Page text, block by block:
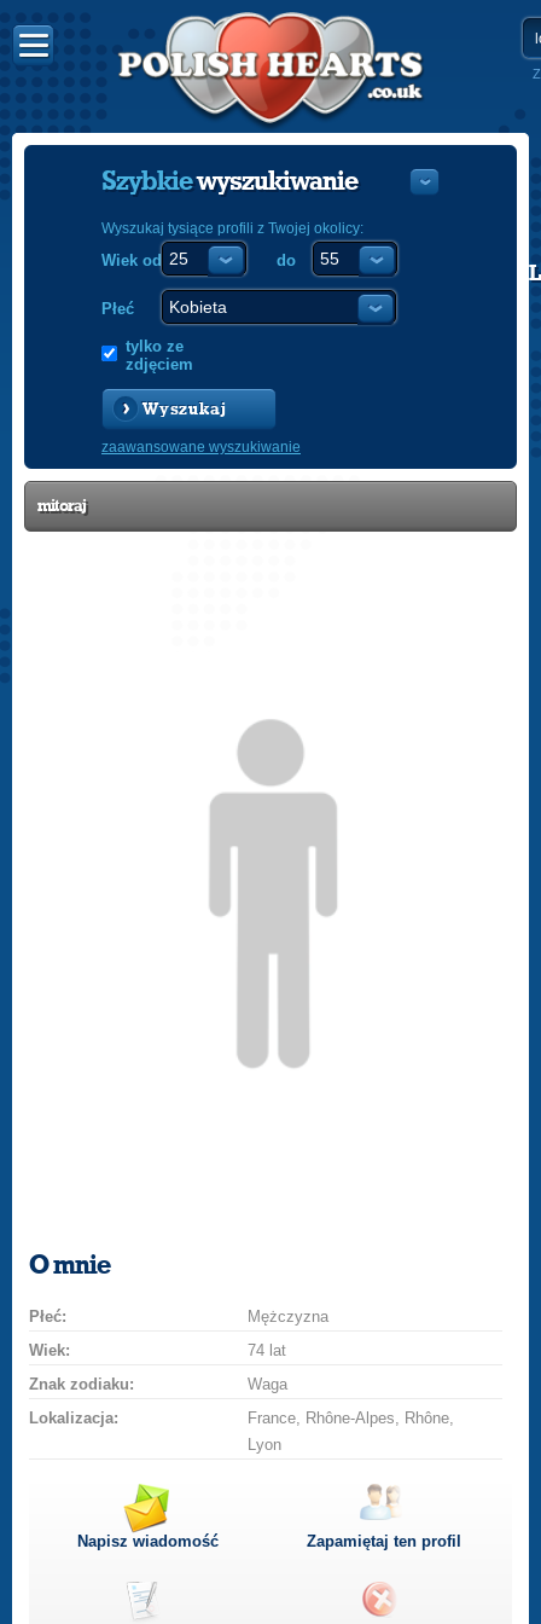
POLISH
Szybkiewyszukiwanie
Wyszukaj tysiące profili z Twojej okolicy:
Wiek od do
Płeć
tylko ze
zdjęciem
Wyszukaj
zaawansowane wyszukiwanie
mitoraj
O mnie
Płeć:
Mężczyzna
Wiek:
74 lat
Znak zodiaku:
Waga
Lokalizacja:
France, Rhône-Alpes, Rhône,
Lyon
Napisz wiadomość Zapamiętaj ten profil